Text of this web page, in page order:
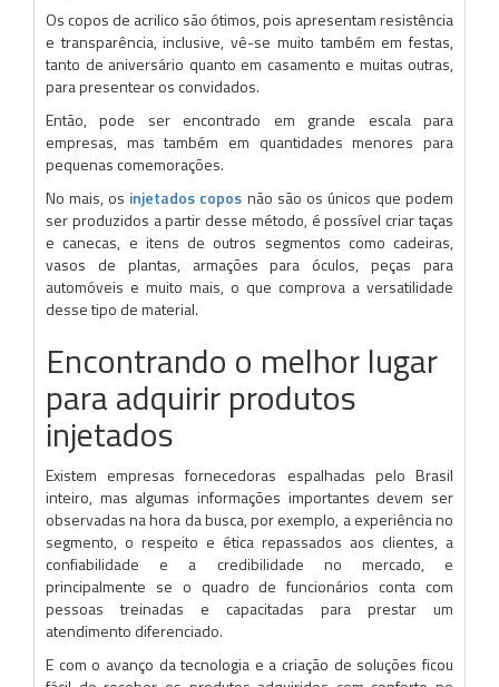
Os copos de acrilico são ótimos, pois apresentam resistência
e transparência, inclusive, vê-se muito também em festas,
tanto de aniversário quanto em casamento e muitas outras,
para presentear os convidados.
Então, pode ser encontrado em grande escala para
empresas, mas também em quantidades menores para
pequenas comemorações.
No mais, os injetados copos não são os únicos que podem
ser produzidos a partir desse método, é possível criar taças
e canecas, e itens de outros segmentos como cadeiras,
vasos de plantas, armações para óculos, peças para
automóveis e muito mais, o que comprova a versatilidade
desse tipo de material.
Encontrando o melhor lugar
para adquirir produtos
injetados
Existem empresas fornecedoras espalhadas pelo Brasil
inteiro, mas algumas informações importantes devem ser
observadas na hora da busca, por exemplo, a experiência no
segmento, o respeito e ética repassados aos clientes, a
confiabilidade e a credibilidade no mercado, e
principalmente se o quadro de funcionários conta com
pessoas treinadas e capacitadas para prestar um
atendimento diferenciado.
E com o avanço da tecnologia e a criação de soluções ficou